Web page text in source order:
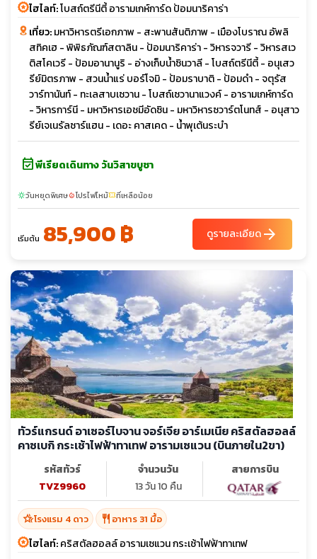
ไฮไลท์:โบสถ์ตรีนีตี้ อารามเกห์การ์ด ป้อมนาริคาร่า
เที่ยว:มหาวิหารตรีเอกภาพ - สะพานสันติภาพ - เมืองโบราณ อัพลิ
สทิคเฮ - พิพิธภัณฑ์สตาลิน - ป้อมนาริคาร่า - วิหารจวารี - วิหารสเว
ติสโคเวรี - ป้อมอานานูริ - อ่างเก็บน้ำซินวาลี - โบสถ์ตรีนีตี้ - อนุเสว
รีย์มิตรภาพ - สวนน้ำแร่ บอร์โจมิ - ป้อมราบาติ - ป้อมดำ - จตุรัส
วาร์ทานันท์ - ทะเลสาบเซวาน - โบสถ์เซวานาแวงค์ - อารามเกห์การ์ด
- วิหารการ์นี - มหาวิหารเอชมีอัดซิน - มหาวิหารซวาร์ตโนทส์ - อนุสาว
รีย์เจเนรัลซาร์แฮน - เดอะ คาสเคด - น้ำพุเต้นระบำ
event_availableพีเรียดเดินทาง วันวิสาขบูชา
sunnyวันหยุดพิเศษlocal_fire_departmentโปรไฟไหม้confirmation_numberที่เหลือน้อย
เริ่มต้น 85,900 ฿ ดูรายละเอียดarrow_forward
ทัวร์แกรนด์ อาเซอร์ไบจาน จอร์เจีย อาร์เมเนีย คริสตัลฮอลล์
คาซเบกิ กระเช้าไฟฟ้าทาเทฟ อารามเซแวน (บินภายใน2ขา)
รหัสทัวร์
TVZ9960
จำนวนวัน
13 วัน 10 คืน
สายการบิน
hotel_classโรงแรม 4 ดาว restaurant อาหาร 31 มื้อ
ไฮไลท์:คริสตัลฮอลล์ อารามเซแวน กระเช้าไฟฟ้าทาเทฟ